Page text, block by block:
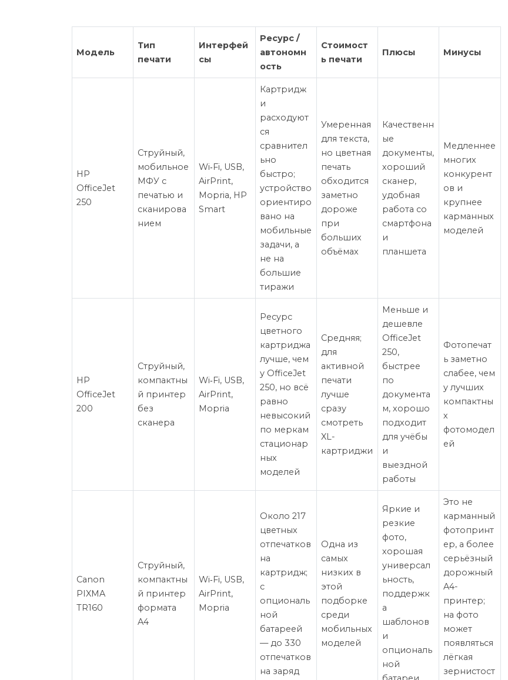
Модель
Тип
печати
Интерфей
сы
Ресурс /
автономн
ость
Стоимост
ь печати
Плюсы Минусы
HP
OfficeJet
250
Струйный,
мобильное
МФУ с
печатью и
сканирова
нием
Wi‑Fi, USB,
AirPrint,
Mopria, HP
Smart
Картридж
и
расходуют
ся
сравнител
ьно
быстро;
устройство
ориентиро
вано на
мобильные
задачи, а
не на
большие
тиражи
Умеренная
для текста,
но цветная
печать
обходится
заметно
дороже
при
больших
объёмах
Качественн
ые
документы,
хороший
сканер,
удобная
работа со
смартфона
и
планшета
Медленнее
многих
конкурент
ов и
крупнее
карманных
моделей
HP
OfficeJet
200
Струйный,
компактны
й принтер
без
сканера
Wi‑Fi, USB,
AirPrint,
Mopria
Ресурс
цветного
картриджа
лучше, чем
у OfficeJet
250, но всё
равно
невысокий
по меркам
стационар
ных
моделей
Средняя;
для
активной
печати
лучше
сразу
смотреть
XL-
картриджи
Меньше и
дешевле
OfficeJet
250,
быстрее
по
документа
м, хорошо
подходит
для учёбы
и
выездной
работы
Фотопечат
ь заметно
слабее, чем
у лучших
компактны
х
фотомодел
ей
Canon
PIXMA
TR160
Струйный,
компактны
й принтер
формата
A4
Wi‑Fi, USB,
AirPrint,
Mopria
Около 217
цветных
отпечатков
на
картридж;
с
опциональ
ной
батареей
— до 330
отпечатков
на заряд
Одна из
самых
низких в
этой
подборке
среди
мобильных
моделей
Яркие и
резкие
фото,
хорошая
универсал
ьность,
поддержк
а
шаблонов
и
опциональ
ной
Это не
карманный
фотопринт
ер, а более
серьёзный
дорожный
A4-
принтер;
на фото
может
появляться
лёгкая
зернистост